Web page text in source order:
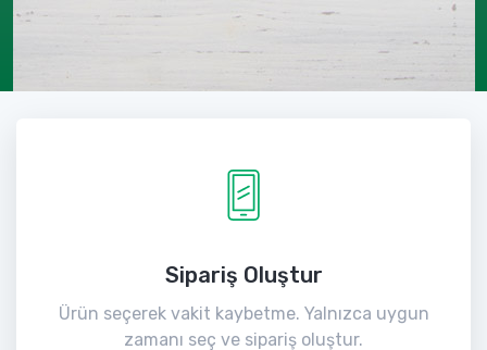
Sipariş Oluştur
Ürün seçerek vakit kaybetme. Yalnızca uygun
zamanı seç ve sipariş oluştur.